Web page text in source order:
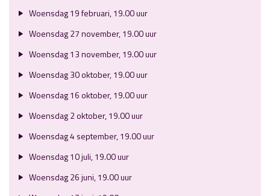
Woensdag 19 februari, 19.00 uur
Woensdag 27 november, 19.00 uur
Woensdag 13 november, 19.00 uur
Woensdag 30 oktober, 19.00 uur
Woensdag 16 oktober, 19.00 uur
Woensdag 2 oktober, 19.00 uur
Woensdag 4 september, 19.00 uur
Woensdag 10 juli, 19.00 uur
Woensdag 26 juni, 19.00 uur